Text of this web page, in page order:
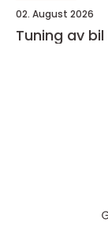
02. August 2026